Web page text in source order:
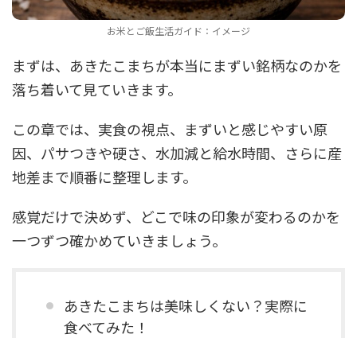
お米とご飯生活ガイド：イメージ
まずは、あきたこまちが本当にまずい銘柄なのかを
落ち着いて見ていきます。
この章では、実食の視点、まずいと感じやすい原
因、パサつきや硬さ、水加減と給水時間、さらに産
地差まで順番に整理します。
感覚だけで決めず、どこで味の印象が変わるのかを
一つずつ確かめていきましょう。
あきたこまちは美味しくない？実際に
食べてみた！